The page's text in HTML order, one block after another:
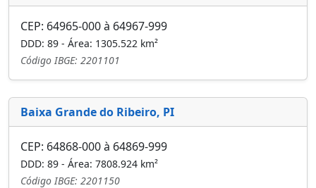
CEP: 64965-000 à 64967-999
DDD: 89 - Área: 1305.522 km²
Código IBGE: 2201101
Baixa Grande do Ribeiro, PI
CEP: 64868-000 à 64869-999
DDD: 89 - Área: 7808.924 km²
Código IBGE: 2201150